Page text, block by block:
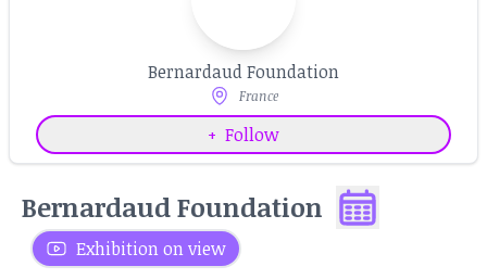
Bernardaud Foundation
France
+ Follow
Bernardaud Foundation
Exhibition on view